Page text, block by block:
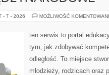
- 7 - 2026 MOŻLIWOŚĆ
ten serwis to portal
tym, jak zdobywać
odległość. To miejsce
młodzieży, rodzicach oraz